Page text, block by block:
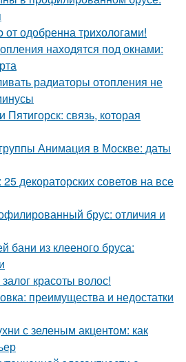
одобренна трихологами!
находятся под окнами:
радиаторы отопления не
связь, которая
Анимация в Москве: даты
декораторских советов на все
брус: отличия и
бани из клееного бруса:
красоты волос!
преимущества и недостатки
с зеленым акцентом: как